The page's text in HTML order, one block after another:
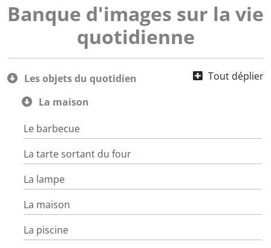
Banque d'images sur la vie
quotidienne
Tout déplier
Les objets du quotidien
La maison
Le barbecue
La tarte sortant du four
La lampe
La maison
La piscine